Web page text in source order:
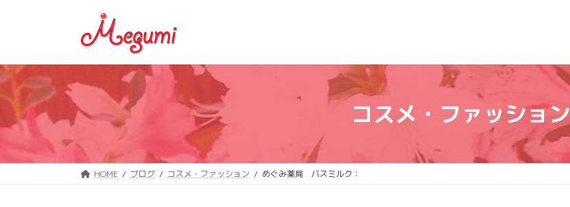
ツ
へ
ス
ッ
シ
ョ
ン
移
コスメ・ファッション
HOME ブログ コスメ・ファッション めぐみ薬局 バスミルク：